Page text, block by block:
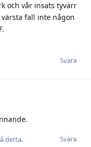
och vår insats tyvärr
fall inte någon
Svara
Svara
detta.